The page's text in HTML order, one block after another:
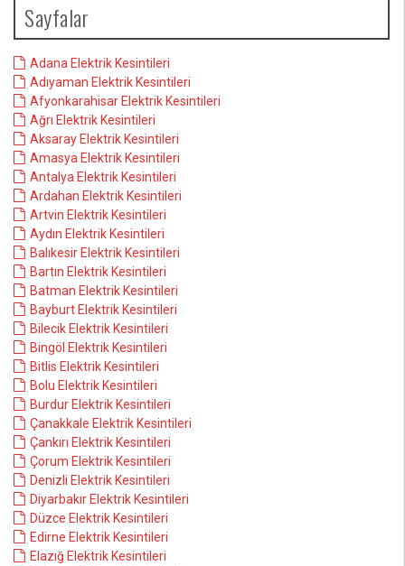
Sayfalar
Adana Elektrik Kesintileri
Adıyaman Elektrik Kesintileri
Afyonkarahisar Elektrik Kesintileri
Ağrı Elektrik Kesintileri
Aksaray Elektrik Kesintileri
Amasya Elektrik Kesintileri
Antalya Elektrik Kesintileri
Ardahan Elektrik Kesintileri
Artvin Elektrik Kesintileri
Aydın Elektrik Kesintileri
Balıkesir Elektrik Kesintileri
Bartın Elektrik Kesintileri
Batman Elektrik Kesintileri
Bayburt Elektrik Kesintileri
Bilecik Elektrik Kesintileri
Bingöl Elektrik Kesintileri
Bitlis Elektrik Kesintileri
Bolu Elektrik Kesintileri
Burdur Elektrik Kesintileri
Çanakkale Elektrik Kesintileri
Çankırı Elektrik Kesintileri
Çorum Elektrik Kesintileri
Denizli Elektrik Kesintileri
Diyarbakır Elektrik Kesintileri
Düzce Elektrik Kesintileri
Edirne Elektrik Kesintileri
Elazığ Elektrik Kesintileri